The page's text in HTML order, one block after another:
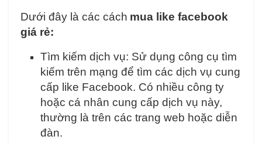
Dưới đây là các cách mua like facebook
giá rẻ:
Tìm kiếm dịch vụ: Sử dụng công cụ tìm
kiếm trên mạng để tìm các dịch vụ cung
cấp like Facebook. Có nhiều công ty
hoặc cá nhân cung cấp dịch vụ này,
thường là trên các trang web hoặc diễn
đàn.